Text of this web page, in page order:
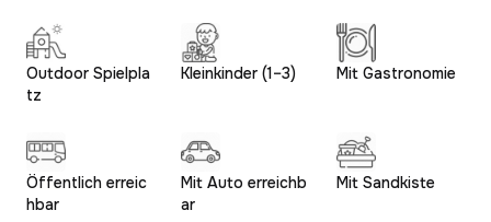
Outdoor Spielpla
tz
Kleinkinder (1–3) Mit Gastronomie
Öffentlich erreic
hbar
Mit Auto erreichb
ar
Mit Sandkiste